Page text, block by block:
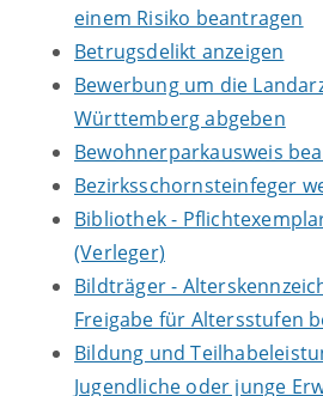
einem Risiko beantragen
Betrugsdelikt anzeigen
Bewerbung um die
Württemberg abgeben
Bewohnerparkausweis
Bezirksschornsteinfeger
Bibliothek -
(Verleger)
Bildträger -
Freigabe für Altersstufen
Bildung und
Jugendliche oder junge